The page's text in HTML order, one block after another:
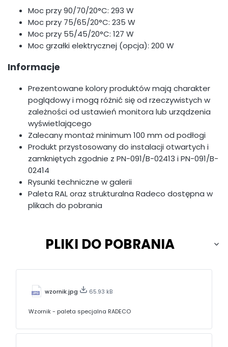
Moc przy 90/70/20°C: 293 W
Moc przy 75/65/20°C: 235 W
Moc przy 55/45/20°C: 127 W
Moc grzałki elektrycznej (opcja): 200 W
Informacje
Prezentowane kolory produktów mają charakter
poglądowy i mogą różnić się od rzeczywistych w
zależności od ustawień monitora lub urządzenia
wyświetlającego
Zalecany montaż minimum 100 mm od podłogi
Produkt przystosowany do instalacji otwartych i
zamkniętych zgodnie z PN-091/B-02413 i PN-091/B-
02414
Rysunki techniczne w galerii
Paleta RAL oraz strukturalna Radeco dostępna w
plikach do pobrania
PLIKI DO POBRANIA
wzornik.jpg 65.93 kB
Wzornik - paleta specjalna RADECO